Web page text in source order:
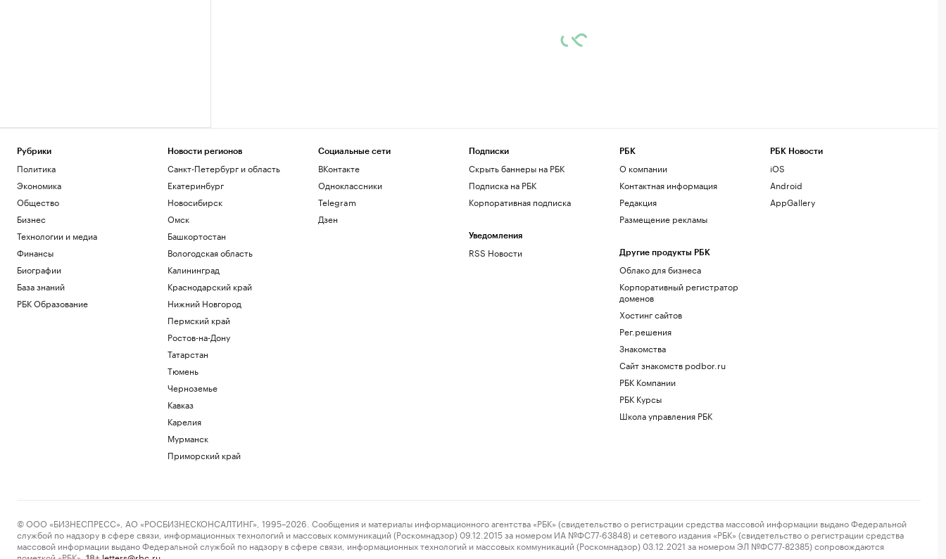
Рубрики
Политика
Экономика
Общество
Бизнес
Технологии и медиа
Финансы
Биографии
База знаний
РБК Образование
Новости регионов
Санкт-Петербург и область
Екатеринбург
Новосибирск
Омск
Башкортостан
Вологодская область
Калининград
Краснодарский край
Нижний Новгород
Пермский край
Ростов-на-Дону
Татарстан
Тюмень
Черноземье
Кавказ
Карелия
Мурманск
Приморский край
Социальные сети
ВКонтакте
Одноклассники
Telegram
Дзен
Подписки
Скрыть баннеры на РБК
Подписка на РБК
Корпоративная подписка
Уведомления
RSS Новости
РБК
О компании
Контактная информация
Редакция
Размещение рекламы
Другие продукты РБК
Облако для бизнеса
Корпоративный регистратор
доменов
Хостинг сайтов
Рег.решения
Знакомства
Сайт знакомств podbor.ru
РБК Компании
РБК Курсы
Школа управления РБК
РБК Новости
iOS
Android
AppGallery
© ООО «БИЗНЕСПРЕСС», АО «РОСБИЗНЕСКОНСАЛТИНГ», 1995–2026. Сообщения и материалы информационного агентства «РБК» (свидетельство о регистрации средства массовой информации выдано Федеральной
службой по надзору в сфере связи, информационных технологий и массовых коммуникаций (Роскомнадзор) 09.12.2015 за номером ИА №ФС77-63848) и сетевого издания «РБК» (свидетельство о регистрации средства
массовой информации выдано Федеральной службой по надзору в сфере связи, информационных технологий и массовых коммуникаций (Роскомнадзор) 03.12.2021 за номером ЭЛ №ФС77-82385) сопровождаются